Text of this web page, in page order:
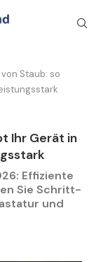
Staub: so
Ihr Gerät in
Effiziente
Sie Schritt-
und